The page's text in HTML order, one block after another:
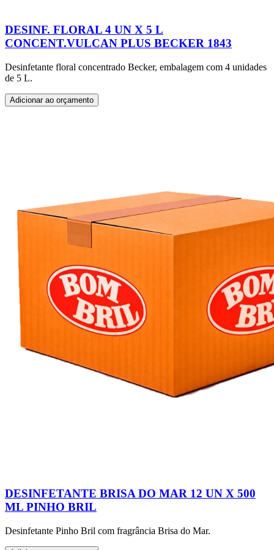
DESINF. FLORAL 4 UN X 5 L
CONCENT.VULCAN PLUS BECKER 1843
Desinfetante floral concentrado Becker, embalagem com 4 unidades
de 5 L.
Adicionar ao orçamento
DESINFETANTE BRISA DO MAR 12 UN X 500
ML PINHO BRIL
Desinfetante Pinho Bril com fragrância Brisa do Mar.